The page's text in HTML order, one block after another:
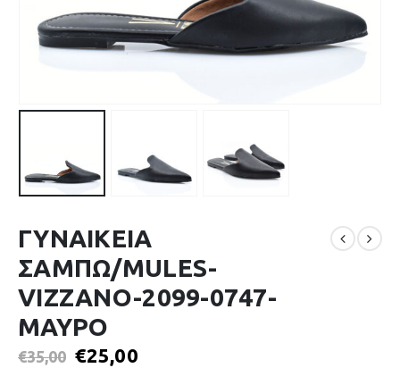
ΓΥΝΑΙΚΕΙΑ
ΣΑΜΠΩ/MULES-
VIZZANO-2099-0747-
ΜΑΥΡΟ
€35,00 €25,00